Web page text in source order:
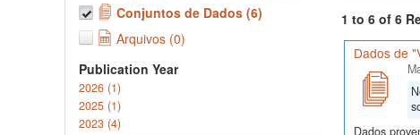
Conjuntos de Dados (6)
Arquivos (0)
Publication Year
2026 (1)
2025 (1)
2023 (4)
1 to 6 of 6
Dados de
Dados